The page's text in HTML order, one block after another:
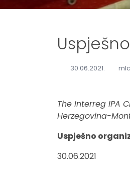
30.06.2021.
The Interreg IPA
Herzegovina-
Uspješno
30.06.2021